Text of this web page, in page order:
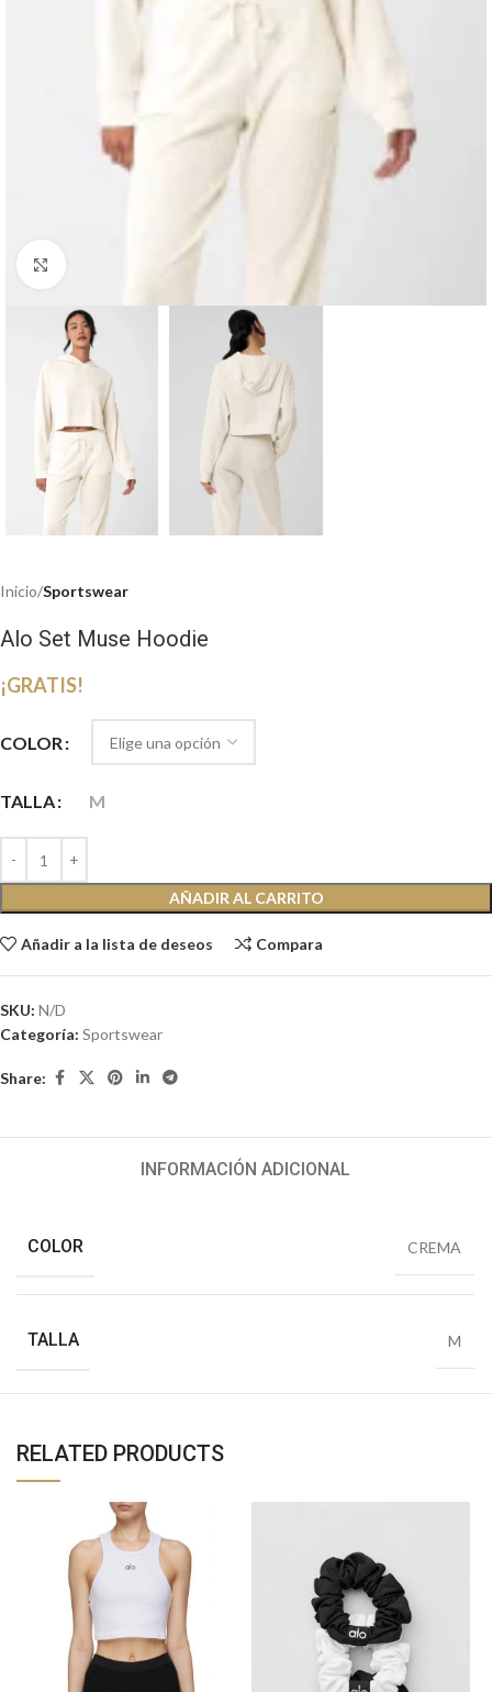
Haga clic para ampliar
Inicio Sportswear
Alo Set Muse Hoodie
¡GRATIS!
COLOR
TALLA M
AÑADIR AL CARRITO
Añadir a la lista de deseos Compara
SKU: N/D
Categoría: Sportswear
Share:
INFORMACIÓN ADICIONAL
COLOR CREMA
TALLA M
RELATED PRODUCTS